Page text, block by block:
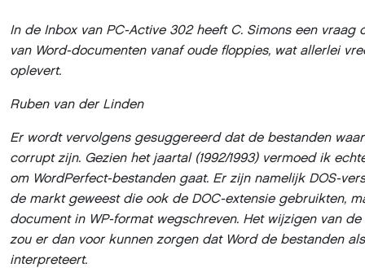
In de Inbox van PC-Active 302 heeft C. Simons een vraag
van Word-documenten vanaf oude floppies, wat allerlei
oplevert.
Ruben van der Linden
Er wordt vervolgens gesuggereerd dat de bestanden
corrupt zijn. Gezien het jaartal (1992/1993) vermoed ik
om WordPerfect-bestanden gaat. Er zijn namelijk DOS-
de markt geweest die ook de DOC-extensie gebruikten,
document in WP-format wegschreven. Het wijzigen van de
zou er dan voor kunnen zorgen dat Word de bestanden
interpreteert.